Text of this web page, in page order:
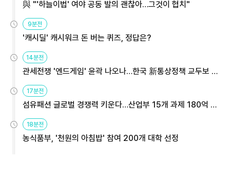
與 "'하늘이법' 여야 공동 발의 괜찮아…그것이 협치"
9분전
'캐시딜' 캐시워크 돈 버는 퀴즈, 정답은?
14분전
관세전쟁 '엔드게임' 윤곽 나오나…한국 新통상정책 교두보 활
용해야
17분전
섬유패션 글로벌 경쟁력 키운다…산업부 15개 과제 180억 지
원
18분전
농식품부, '천원의 아침밥' 참여 200개 대학 선정